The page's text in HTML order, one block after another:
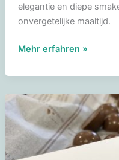
elegantie en diepe
onvergetelijke maaltijd.
Eendenborst
rode
portsaus
bessen
met
warme
Mehr erfahren »